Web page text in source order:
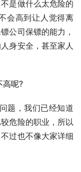
是做什么太危险的
会高到让人觉得离
公司保镖的能力，
身安全，甚至家人
题，我们已经知道
危险的职业，所以
过也不像大家详细